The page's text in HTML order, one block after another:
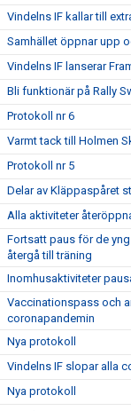
Vindelns IF kallar till
Samhället öppnar upp
Vindelns IF lanserar
Bli funktionär på Rally
Protokoll nr 6
Varmt tack till Holmen
Protokoll nr 5
Delar av Kläppaspåret
Alla aktiviteter
Fortsatt paus för de
återgå till träning
Inomhusaktiviteter
Vaccinationspass och
coronapandemin
Nya protokoll
Vindelns IF slopar alla
Nya protokoll